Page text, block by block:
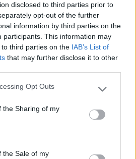
disclosed to third parties prior to
opt-out of the further
information by third parties on the
participants. This information may
third parties on the IAB’s List of
that may further disclose it to other
app uses one or more Google
usage behaviour. You may click to
specified purposes in below Google
Opt Outs
the Sharing of my
the Sale of my
ogni tuo viaggio ad ogni strano odore penserai
:)
camperosdel 31/07/2021 09:00:06
a chiudere le spiagge? che
le spiaggie e non solo quelle , si